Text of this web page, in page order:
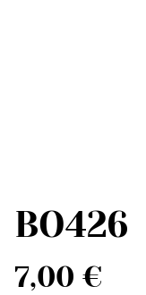
BO426
7,00 €